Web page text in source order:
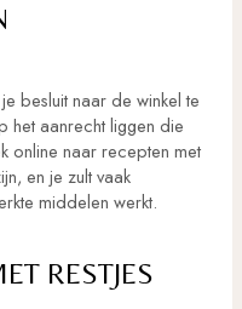
besluit naar de winkel te
het aanrecht liggen die
online naar recepten met
en je zult vaak
middelen werkt.
RESTJES